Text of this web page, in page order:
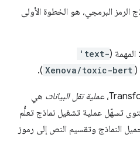
البرمجي، هو الخطوة الأولى
(
'text-
Xenova/toxic-
).
عملية نقل البياناتهي
عملية تشغيل نماذج تعلُّم
وتقسيم النص إلى رموز